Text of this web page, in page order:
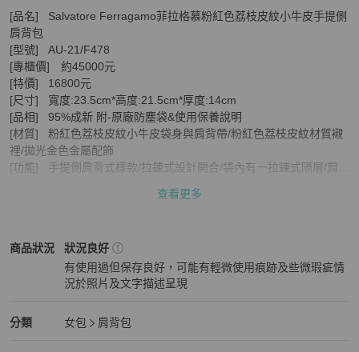
關於金鐸精品~2319 Salvatore Ferragamo菲拉格慕 粉紅色荔
[品名]	Salvatore Ferragamo菲拉格慕粉紅色荔枝皮紋小牛皮手提側
肩背包
[型號]	AU-21/F478
[專櫃價]	約45000元
[特價]	16800元
[尺寸]	寬度:23.5cm*高度:21.5cm*厚度:14cm
[品相]	95%成新 附-原廠防塵袋&使用保養說明
[材質]	粉紅色荔枝皮紋小牛皮袋身與肩背帶/粉紅色荔枝皮紋材質襯
裡/拋光金色金屬配飾
[功能]	手提側肩背式樣款/拉鍊式設計開合/袋內有一拉鍊式隔層/肩背
查看更多
商品狀況
Ferragamo女包商品狀態與細節
狀況良好
有使用過但保存良好，可能有輕微使用痕跡及些微瑕疵情
況於照片及文字描述呈現
分類
Ferragamo女包 分類資訊
女包
肩背包